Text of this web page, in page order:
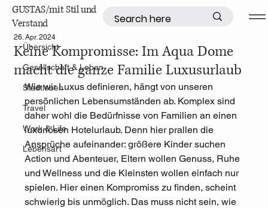
GUSTAS/mit Stil und
Verstand
Übersicht
Gesellschaft & Leben
Stadtleben
Travel
Work & Life
Lebensart
Übersicht
Keine Kompromisse: Im Aqua Dome
macht die ganze Familie Luxusurlaub
26. Apr. 2024
Wie wir Luxus definieren, hängt von unseren
persönlichen Lebensumständen ab. Komplex sind
daher wohl die Bedürfnisse von Familien an einen
luxuriösen Hotelurlaub. Denn hier prallen die
Ansprüche aufeinander: größere Kinder suchen
Action und Abenteuer, Eltern wollen Genuss, Ruhe
und Wellness und die Kleinsten wollen einfach nur
spielen. Hier einen Kompromiss zu finden, scheint
schwierig bis unmöglich. Das muss nicht sein, wie